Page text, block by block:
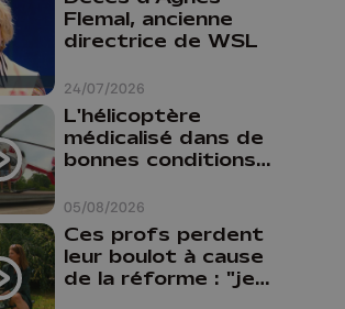
24/07/2026
Flemal, ancienne
directrice de WSL
05/08/2026
L'hélicoptère
médicalisé dans de
bonnes conditions à
Ces profs perdent
leur boulot à cause
de la réforme : "je